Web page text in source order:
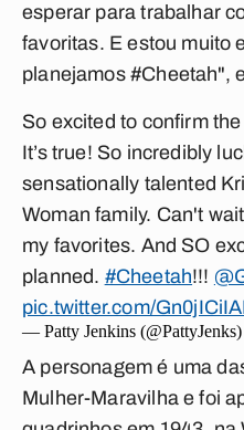
esperar para trabalhar
favoritas. E estou muito
planejamos #Cheetah",
So excited to confirm
It’s true! So incredibly
sensationally talented
Woman family. Can't
my favorites. And SO
planned. #Cheetah!!!
pic.twitter.com/
— Patty Jenkins (@PattyJenks)
A personagem é uma
Mulher-Maravilha e foi